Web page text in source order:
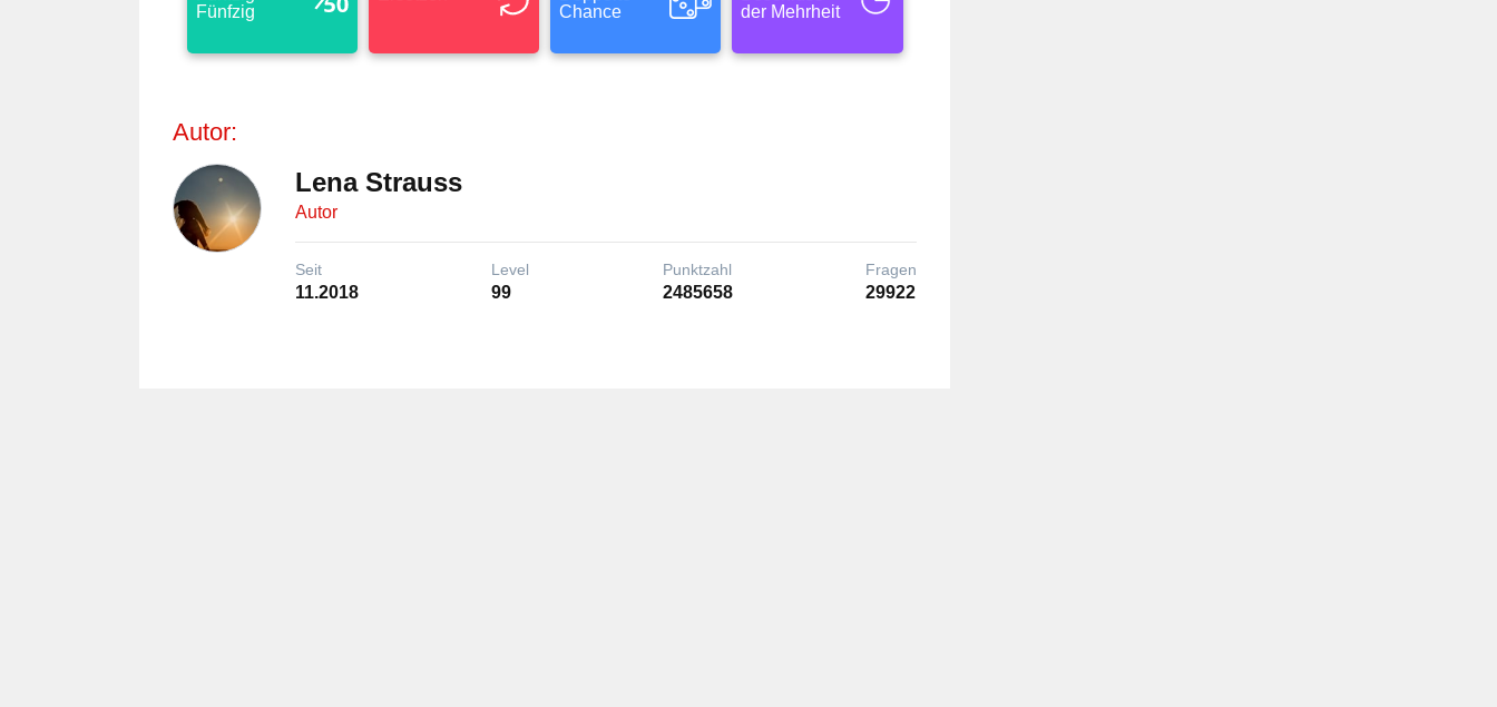
Fünfzig
Chance
der Mehrheit
Autor:
Lena Strauss
Autor
Seit
11.2018
Level
99
Punktzahl
2485658
Fragen
29922